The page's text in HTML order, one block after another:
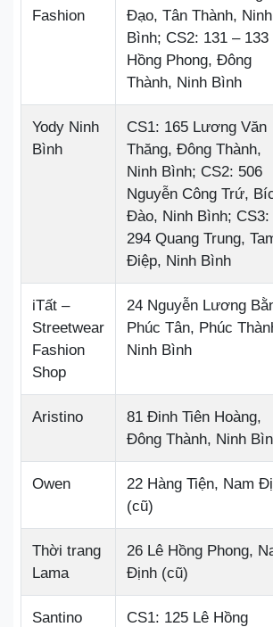
Fashion
Đạo, Tân Thành, Ninh
Bình; CS2: 131 – 133
Hồng Phong, Đông
Thành, Ninh Bình
Yody Ninh
Bình
CS1: 165 Lương Văn
Thăng, Đông Thành,
Ninh Bình; CS2: 506
Nguyễn Công Trứ,
Đào, Ninh Bình; CS3:
294 Quang Trung,
Điệp, Ninh Bình
iTất –
Streetwear
Fashion
Shop
24 Nguyễn Lương
Phúc Tân, Phúc
Ninh Bình
Aristino
81 Đinh Tiên Hoàng,
Đông Thành, Ninh
Owen
22 Hàng Tiện, Nam
(cũ)
Thời trang
Lama
26 Lê Hồng Phong,
Định (cũ)
Santino
CS1: 125 Lê Hồng